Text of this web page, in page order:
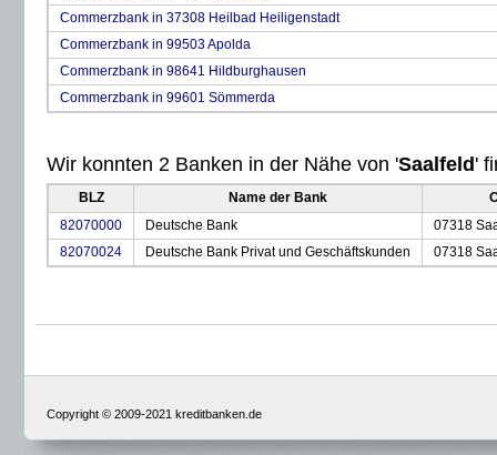
Commerzbank in 37308 Heilbad Heiligenstadt
Commerzbank in 99503 Apolda
Commerzbank in 98641 Hildburghausen
Commerzbank in 99601 Sömmerda
Wir konnten 2 Banken in der Nähe von 'Saalfeld '
BLZ Name der Bank
82070000
Deutsche Bank
07318
82070024
Deutsche Bank Privat und Geschäftskunden 07318
Copyright © 2009-2021 kreditbanken.de